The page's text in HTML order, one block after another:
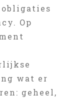
Op
wat er
geheel,